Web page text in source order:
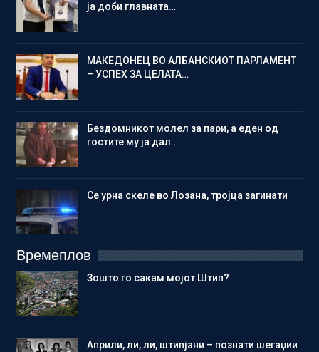
ја доби главната…
МАКЕДОНЕЦ ВО АЛБАНСКИОТ ПАРЛАМЕНТ
– УСПЕХ ЗА ЦЕЛАТА…
Бездомникот молел за пари, а еден од
гостите му ја дал…
Се урна скеле во Лозана, тројца загинати
Времеплов
Зошто го сакам мојот Штип?
Aприли, ли, ли, штипјани – познати шегаџии